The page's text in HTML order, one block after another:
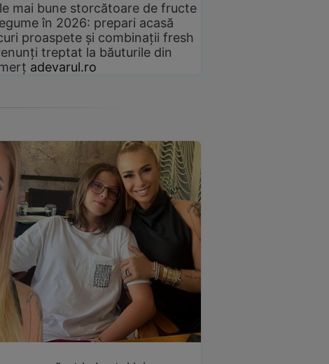
mai bune storcătoare de fructe
în 2026: prepari acasă
proaspete și combinații fresh
treptat la băuturile din
adevarul.ro